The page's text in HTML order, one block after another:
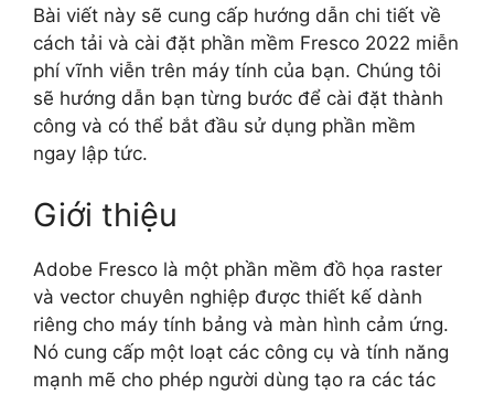
Bài viết này sẽ cung cấp hướng dẫn chi tiết về
cách tải và cài đặt phần mềm Fresco 2022 miễn
phí vĩnh viễn trên máy tính của bạn. Chúng tôi
sẽ hướng dẫn bạn từng bước để cài đặt thành
công và có thể bắt đầu sử dụng phần mềm
ngay lập tức.
Giới thiệu
Adobe Fresco là một phần mềm đồ họa raster
và vector chuyên nghiệp được thiết kế dành
riêng cho máy tính bảng và màn hình cảm ứng.
Nó cung cấp một loạt các công cụ và tính năng
mạnh mẽ cho phép người dùng tạo ra các tác